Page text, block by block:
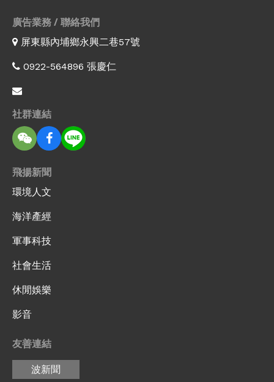
廣告業務 / 聯絡我們
屏東縣內埔鄉永興二巷57號
0922-564896 張慶仁
社群連結
飛揚新聞
環境人文
海洋產經
軍事科技
社會生活
休閒娛樂
影音
友善連結
波新聞